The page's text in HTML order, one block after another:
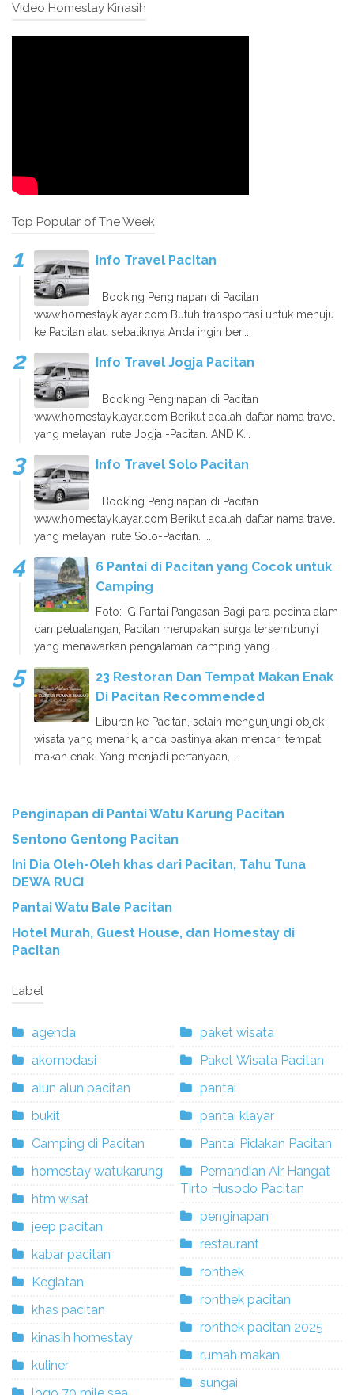
Video Homestay Kinasih
Top Popular of The Week
Info Travel Pacitan
Booking Penginapan di Pacitan
www.homestayklayar.com Butuh transportasi untuk menuju
ke Pacitan atau sebaliknya Anda ingin ber...
Info Travel Jogja Pacitan
Booking Penginapan di Pacitan
www.homestayklayar.com Berikut adalah daftar nama travel
yang melayani rute Jogja -Pacitan. ANDIK...
Info Travel Solo Pacitan
Booking Penginapan di Pacitan
www.homestayklayar.com Berikut adalah daftar nama travel
yang melayani rute Solo-Pacitan. ...
6 Pantai di Pacitan yang Cocok untuk
Camping
Foto: IG Pantai Pangasan Bagi para pecinta alam
dan petualangan, Pacitan merupakan surga tersembunyi
yang menawarkan pengalaman camping yang...
23 Restoran Dan Tempat Makan Enak
Di Pacitan Recommended
Liburan ke Pacitan, selain mengunjungi objek
wisata yang menarik, anda pastinya akan mencari tempat
makan enak. Yang menjadi pertanyaan, ...
Penginapan di Pantai Watu Karung Pacitan
Sentono Gentong Pacitan
Ini Dia Oleh-Oleh khas dari Pacitan, Tahu Tuna
DEWA RUCI
Pantai Watu Bale Pacitan
Hotel Murah, Guest House, dan Homestay di
Pacitan
Label
agenda
akomodasi
alun alun pacitan
bukit
Camping di Pacitan
homestay watukarung
htm wisat
jeep pacitan
kabar pacitan
Kegiatan
khas pacitan
kinasih homestay
kuliner
paket wisata
Paket Wisata Pacitan
pantai
pantai klayar
Pantai Pidakan Pacitan
Pemandian Air Hangat
Tirto Husodo Pacitan
penginapan
restaurant
ronthek
ronthek pacitan
ronthek pacitan 2025
rumah makan
sungai